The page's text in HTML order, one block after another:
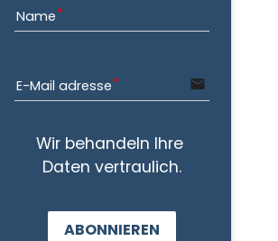
Name
E-Mail adresse email
Wir behandeln Ihre
Daten vertraulich.
ABONNIEREN